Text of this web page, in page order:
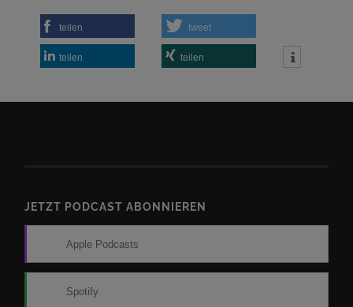
teilen tweet
teilen teilen
JETZT PODCAST ABONNIEREN
Apple Podcasts
Spotify